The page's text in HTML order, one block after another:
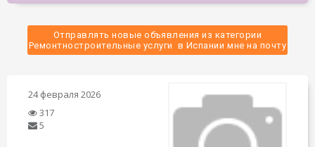
Отправлять новые объявления из категории
Ремонтностроительные услуги  в Испании мне на почту
24 февраля 2026
317
5